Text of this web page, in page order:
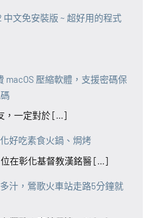
中文免安裝版 ~ 超好用的程式
macOS 壓縮軟體，支援密碼保
，一定對於 [...]
好吃素食火鍋、焗烤
位在彰化基督教漢銘醫 [...]
汁，鶯歌火車站走路5分鐘就